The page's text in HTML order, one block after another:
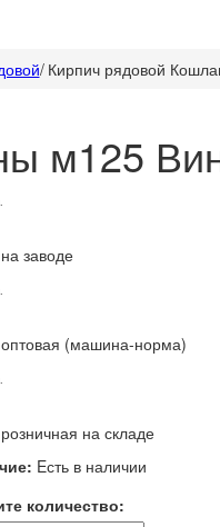
/ Кирпич рядовой
м125
заводе
(машина-норма)
на складе
Eсть в наличии
количество: